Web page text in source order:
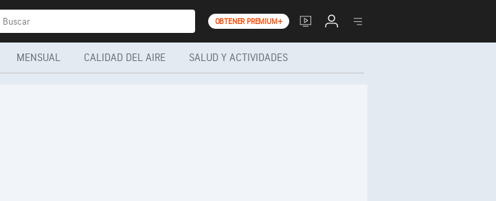
OBTENER PREMIUM+
MENSUAL CALIDAD DEL AIRE SALUD Y ACTIVIDADES